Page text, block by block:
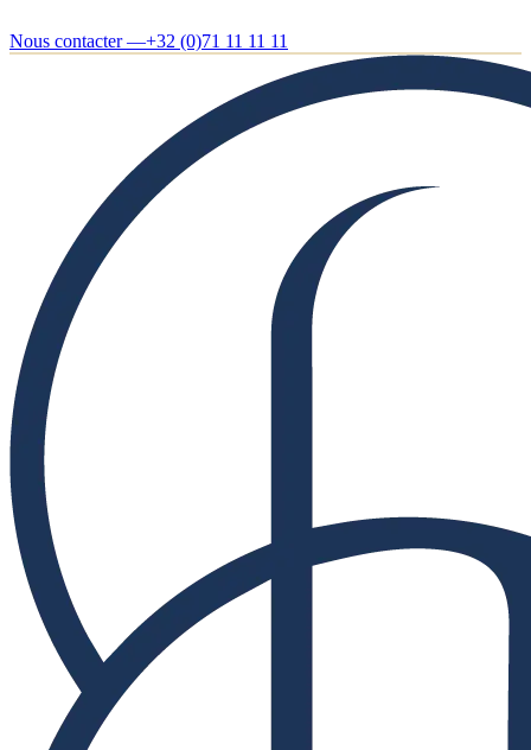
Nous contacter —+32 (0)71 11 11 11